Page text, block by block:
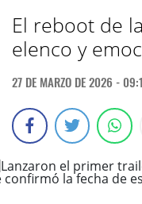
El reboot de
elenco y
27 DE MARZO DE 2026 -